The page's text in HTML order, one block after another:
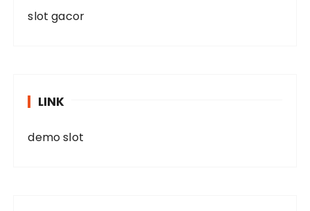
slot gacor
LINK
demo slot